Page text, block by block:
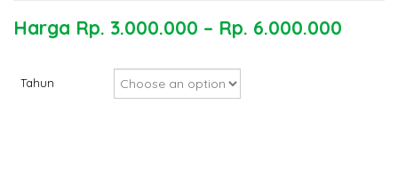
Harga Rp. 3.000.000 – Rp. 6.000.000
Tahun